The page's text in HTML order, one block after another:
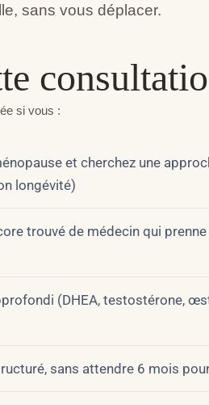
sans vous déplacer.
si vous :
et cherchez une
longévité)
trouvé de médecin qui
(DHEA, testostérone,
sans attendre 6 mois